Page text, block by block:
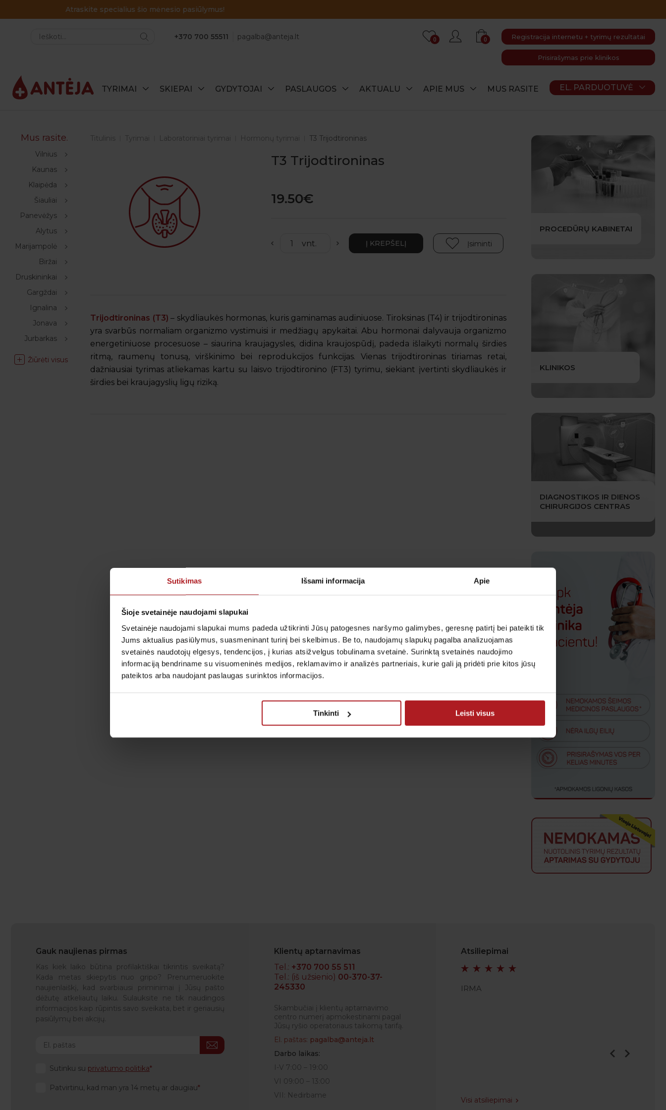
Sutikimas Išsami informacija Apie
Šioje svetainėje naudojami slapukai
Svetainėje naudojami slapukai mums padeda užtikrinti Jūsų patogesnes naršymo galimybes, geresnę patirtį bei pateikti tik
Jums aktualius pasiūlymus, suasmeninant turinį bei skelbimus. Be to, naudojamų slapukų pagalba analizuojamas
svetainės naudotojų elgesys, tendencijos, į kurias atsižvelgus tobulinama svetainė. Surinktą svetainės naudojimo
informaciją bendriname su visuomeninės medijos, reklamavimo ir analizės partneriais, kurie gali ją pridėti prie kitos jūsų
pateiktos arba naudojant paslaugas surinktos informacijos.
Tinkinti Leisti visus
+370 700 55511 pagalba@anteja.lt Registracija internetu + tyrimų rezultatai
Prisirašymas prie klinikos
0 0
TYRIMAI SKIEPAI GYDYTOJAI PASLAUGOS AKTUALU APIE MUS MUS RASITE EL. PARDUOTUVĖ
Mus rasite.
Vilnius
Kaunas
Klaipėda
Šiauliai
Panevėžys
Alytus
Marijampolė
Biržai
Druskininkai
Gargždai
Ignalina
Jonava
Jurbarkas
Žiūrėti visus
Titulinis Tyrimai Laboratoriniai tyrimai Hormonų tyrimai T3 Trijodtironinas
T3 Trijodtironinas
19.50€
Įsiminti
Trijodtironinas (T3) – skydliaukės hormonas, kuris gaminamas audiniuose. Tiroksinas (T4) ir trijodtironinas
yra svarbūs normaliam organizmo vystimuisi ir medžiagų apykaitai. Abu hormonai dalyvauja organizmo
energetiniuose procesuose – siaurina kraujagysles, didina kraujospūdį, padeda išlaikyti normalų širdies
ritmą, raumenų tonusą, virškinimo bei
reprodukcijos funkcijas. Vienas trijodtironinas tiriamas retai,
dažniausiai tyrimas atliekamas kartu su laisvo trijodtironino (FT3) tyrimu, siekiant įvertinti skydliaukės ir
širdies bei kraujagyslių ligų riziką.
PROCEDŪRŲ KABINETAI
KLINIKOS
DIAGNOSTIKOS IR DIENOS
CHIRURGIJOS CENTRAS
Gauk naujienas pirmas
Kas kiek laiko būtina profilaktiškai tikrintis sveikatą?
Kada metas skiepytis nuo gripo? Prenumeruokite
naujienlaiškį, kad svarbiausi priminimai į Jūsų pašto
dėžutę atkeliautų laiku. Sulauksite ne tik naudingos
informacijos kaip rūpintis savo sveikata, bet ir geriausių
pasiūlymų bei akcijų.
Sutinku su privatumo politika
Patvirtinu, kad man yra 14 metų ar daugiau
Klientų aptarnavimas
Tel.: +370 700 55 511
Tel.: (iš užsienio) 00-370-37-
245330
Skambučiai į klientų aptarnavimo
centro numerį apmokestinami pagal
Jūsų ryšio operatoriaus taikomą tarifą.
El. paštas: pagalba@anteja.lt
Darbo laikas:
I-V 7:00 – 19:00
VI 09:00 – 13:00
VII: Nedirbame
Atsiliepimai
Operatyvumas
VIDA
IRMA
Visi atsiliepimai